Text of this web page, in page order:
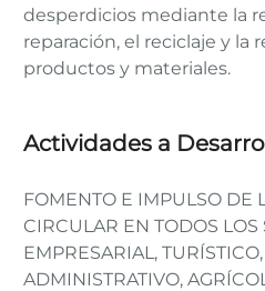
desperdicios mediante la
reparación, el reciclaje y la
productos y materiales.
Actividades a
FOMENTO E IMPULSO DE
CIRCULAR EN TODOS LOS
EMPRESARIAL,
ADMINISTRATIVO,